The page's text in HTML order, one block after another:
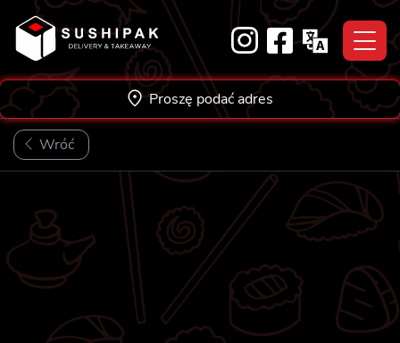
content
Proszę podać adres
Wróć